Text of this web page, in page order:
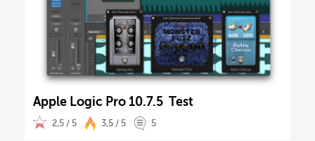
Apple Logic Pro 10.7.5 Test
2,5 / 5 3,5 / 5 5